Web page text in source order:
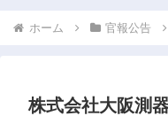
ホーム 官報公告
株式会社大阪測